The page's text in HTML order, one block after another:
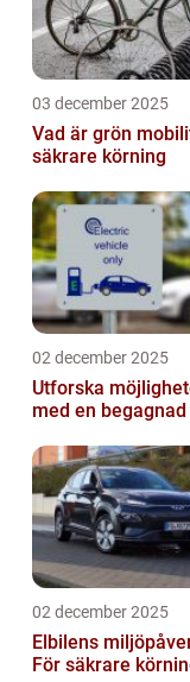
03 december 2025
Vad är grön
säkrare körning
02 december 2025
Utforska
med en
02 december 2025
Elbilens
För säkrare